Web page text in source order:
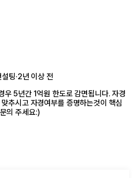
설팅·2년 이상 전
우 5년간 1억원 한도로 감면됩니다. 자경
추시고 자경여부를 증명하는것이 핵심
의 주세요:)